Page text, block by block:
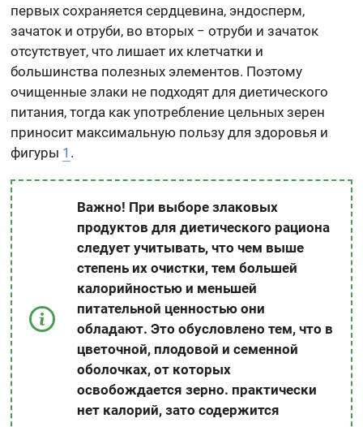
первых сохраняется сердцевина, эндосперм,
зачаток и отруби, во вторых − отруби и зачаток
отсутствует, что лишает их клетчатки и
большинства полезных элементов. Поэтому
очищенные злаки не подходят для диетического
питания, тогда как употребление цельных зерен
приносит максимальную пользу для здоровья и
фигуры 1 .
Важно! При выборе злаковых
продуктов для диетического рациона
следует учитывать, что чем выше
степень их очистки, тем большей
калорийностью и меньшей
питательной ценностью они
обладают. Это обусловлено тем, что в
цветочной, плодовой и семенной
оболочках, от которых
освобождается зерно. практически
нет калорий, зато содержится